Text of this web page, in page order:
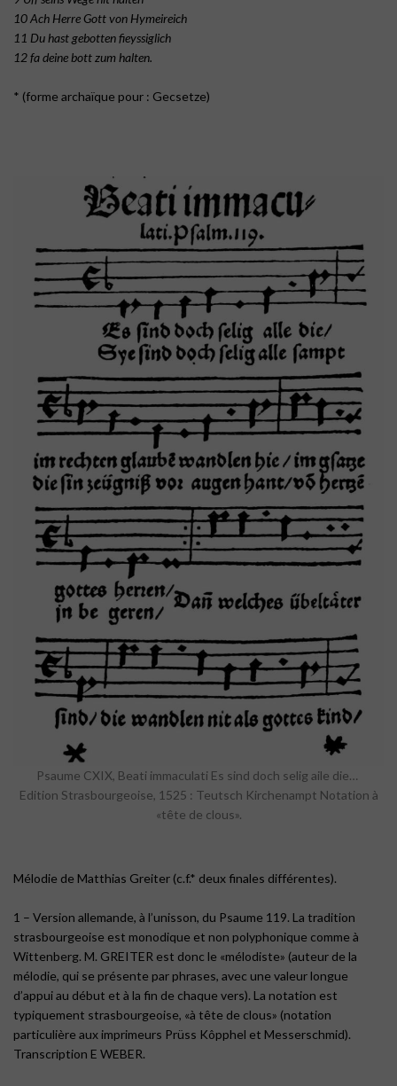
10 Ach Herre Gott von Hymeireich
11 Du hast gebotten fieyssiglich
12 fa deine bott zum halten.
* (forme archaïque pour : Gecsetze)
Psaume CXIX, Beati immaculati Es sind doch selig aile die…
Edition Strasbourgeoise, 1525 : Teutsch Kirchenampt Notation à
«tête de clous».
Mélodie de Matthias Greiter (c.f.* deux finales différentes).
1 – Version allemande, à l’unisson, du Psaume 119. La tradition
strasbourgeoise est monodique et non polyphonique comme à
Wittenberg. M. GREITER est donc le «mélodiste» (auteur de la
mélodie, qui se présente par phrases, avec une valeur longue
d’appui au début et à la fin de chaque vers). La notation est
typiquement strasbourgeoise, «à tête de clous» (notation
particulière aux imprimeurs Prüss Kôpphel et Messerschmid).
Transcription E WEBER.